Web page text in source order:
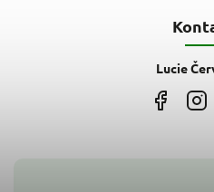
Lucie